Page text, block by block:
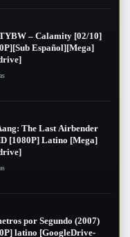
– Calamity [02/10]
Español][Mega]
The Last Airbender
[1080P] Latino [Mega]
por Segundo (2007)
latino [GoogleDrive-